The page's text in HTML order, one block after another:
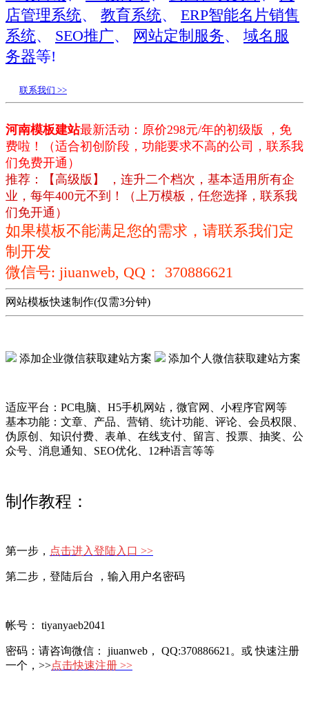
店管理系统、 教育系统、 ERP智能名片销售
系统、 SEO推广、 网站定制服务、 域名服
务器等!
联系我们 >>
河南模板建站最新活动：原价298元/年的初级版 ，免
费啦！（适合初创阶段，功能要求不高的公司，联系我
们免费开通）
推荐：【高级版】 ，连升二个档次，基本适用所有企
业，每年400元不到！（上万模板，任您选择，联系我
们免开通）
如果模板不能满足您的需求，请联系我们定
制开发
微信号: jiuanweb, QQ： 370886621
网站模板快速制作(仅需3分钟)
添加企业微信获取建站方案 添加个人微信获取建站方案
适应平台：PC电脑、H5手机网站，微官网、小程序官网等
基本功能：文章、产品、营销、统计功能、评论、会员权限、
伪原创、知识付费、表单、在线支付、留言、投票、抽奖、公
众号、消息通知、SEO优化、12种语言等等
制作教程：
第一步， 点击进入登陆入口 >>
第二步，登陆后台 ，输入用户名密码
帐号： tiyanyaeb2041
密码：请咨询微信： jiuanweb， QQ:370886621。或 快速注册
一个，>>点击快速注册 >>